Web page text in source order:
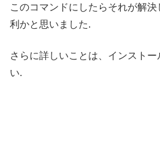
このコマンドにしたらそれが解
利かと思いました.
さらに詳しいことは、インスト
い.